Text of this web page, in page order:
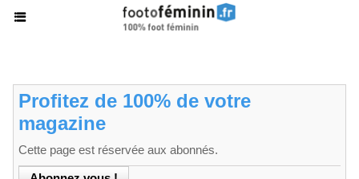
Profitez de 100% de votre
magazine
Cette page est réservée aux abonnés.